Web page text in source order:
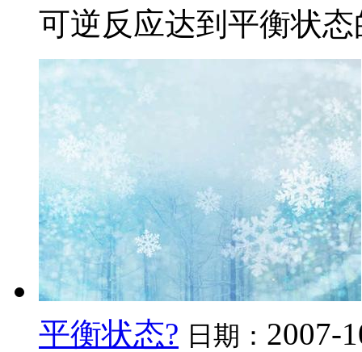
可逆反应达到平衡状
平衡状态? 日期： 2007-